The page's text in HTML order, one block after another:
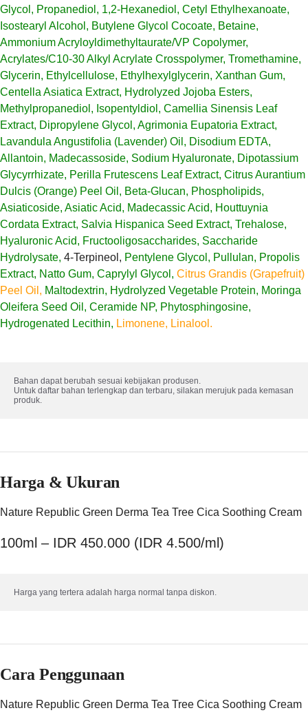
Glycol, Propanediol, 1,2-Hexanediol, Cetyl Ethylhexanoate,
Isostearyl Alcohol, Butylene Glycol Cocoate, Betaine,
Ammonium Acryloyldimethyltaurate/VP Copolymer,
Acrylates/C10-30 Alkyl Acrylate Crosspolymer, Tromethamine,
Glycerin, Ethylcellulose, Ethylhexylglycerin, Xanthan Gum,
Centella Asiatica Extract, Hydrolyzed Jojoba Esters,
Methylpropanediol, Isopentyldiol, Camellia Sinensis Leaf
Extract, Dipropylene Glycol, Agrimonia Eupatoria Extract,
Lavandula Angustifolia (Lavender) Oil, Disodium EDTA,
Allantoin, Madecassoside, Sodium Hyaluronate, Dipotassium
Glycyrrhizate, Perilla Frutescens Leaf Extract, Citrus Aurantium
Dulcis (Orange) Peel Oil, Beta-Glucan, Phospholipids,
Asiaticoside, Asiatic Acid, Madecassic Acid, Houttuynia
Cordata Extract, Salvia Hispanica Seed Extract, Trehalose,
Hyaluronic Acid, Fructooligosaccharides, Saccharide
Hydrolysate, 4-Terpineol, Pentylene Glycol, Pullulan, Propolis
Extract, Natto Gum, Caprylyl Glycol, Citrus Grandis (Grapefruit)
Peel Oil, Maltodextrin, Hydrolyzed Vegetable Protein, Moringa
Oleifera Seed Oil, Ceramide NP, Phytosphingosine,
Hydrogenated Lecithin, Limonene, Linalool.
Bahan dapat berubah sesuai kebijakan produsen.
Untuk daftar bahan terlengkap dan terbaru, silakan merujuk pada kemasan
produk.
Harga & Ukuran
Nature Republic Green Derma Tea Tree Cica Soothing Cream
100ml – IDR 450.000 (IDR 4.500/ml)
Harga yang tertera adalah harga normal tanpa diskon.
Cara Penggunaan
Nature Republic Green Derma Tea Tree Cica Soothing Cream